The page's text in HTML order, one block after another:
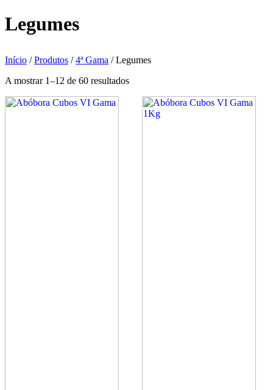
Legumes
Início /Produtos /4ª Gama / Legumes
A mostrar 1–12 de 60 resultados